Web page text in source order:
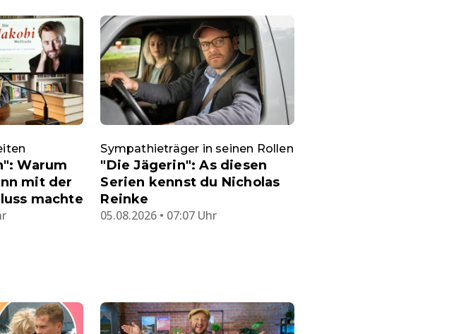
Warum
mit der
machte
Sympathieträger in seinen Rollen
"Die Jägerin": As diesen
Serien kennst du Nicholas
Reinke
05.08.2026 • 07:07 Uhr